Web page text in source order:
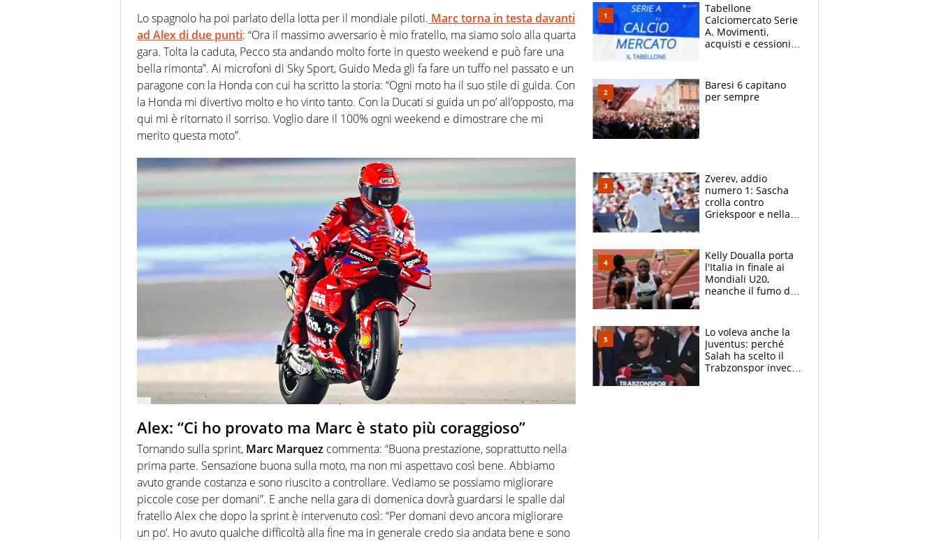
Lo spagnolo ha poi parlato della lotta per il mondiale piloti. Marc torna in testa davanti
ad Alex di due punti: “Ora il massimo avversario è mio fratello, ma siamo solo alla quarta
gara. Tolta la caduta, Pecco sta andando molto forte in questo weekend e può fare una
bella rimonta”. Ai microfoni di Sky Sport, Guido Meda gli fa fare un tuffo nel passato e un
paragone con la Honda con cui ha scritto la storia: “Ogni moto ha il suo stile di guida. Con
la Honda mi divertivo molto e ho vinto tanto. Con la Ducati si guida un po’ all’opposto, ma
qui mi è ritornato il sorriso. Voglio dare il 100% ogni weekend e dimostrare che mi
merito questa moto”.
Alex: “Ci ho provato ma Marc è stato più coraggioso”
Tornando sulla sprint, Marc Marquez commenta: “Buona prestazione, soprattutto nella
prima parte. Sensazione buona sulla moto, ma non mi aspettavo così bene. Abbiamo
avuto grande costanza e sono riuscito a controllare. Vediamo se possiamo migliorare
piccole cose per domani”. E anche nella gara di domenica dovrà guardarsi le spalle dal
fratello Alex che dopo la sprint è intervenuto così: “Per domani devo ancora migliorare
un po’. Ho avuto qualche difficoltà alla fine ma in generale credo sia andata bene e sono
Tabellone
Calciomercato Serie
A. Movimenti,
acquisti e cessioni:
Baresi 6 capitano
per sempre
Zverev, addio
numero 1: Sascha
crolla contro
Griekspoor e nella
terzo. Quanti malori
a Montreal
Kelly Doualla porta
l'Italia in finale ai
Mondiali U20,
neanche il fumo di
Lo voleva anche la
Juventus: perché
Salah ha scelto il
Trabzonspor invece